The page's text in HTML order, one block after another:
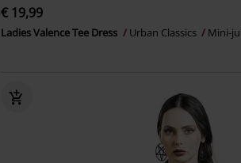
€ 19,99
Ladies Valence Tee Dress Urban Classics Mini-